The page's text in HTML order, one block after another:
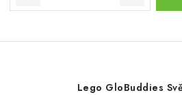
Lego GloBuddies